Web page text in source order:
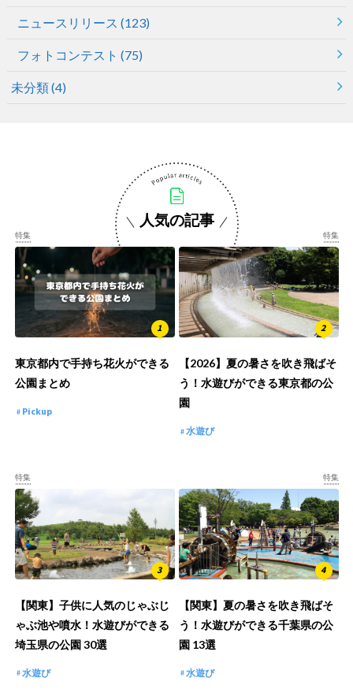
ニュースリリース (123)
フォトコンテスト (75)
未分類(4)
人気の記事
特集
東京都内で手持ち花火ができる
公園まとめ
Pickup
特集
【2026】夏の暑さを吹き飛ばそ
う！水遊びができる東京都の公
園
水遊び
特集
【関東】子供に人気のじゃぶじ
ゃぶ池や噴水！水遊びができる
埼玉県の公園 30選
水遊び
特集
【関東】夏の暑さを吹き飛ばそ
う！水遊びができる千葉県の公
園 13選
水遊び